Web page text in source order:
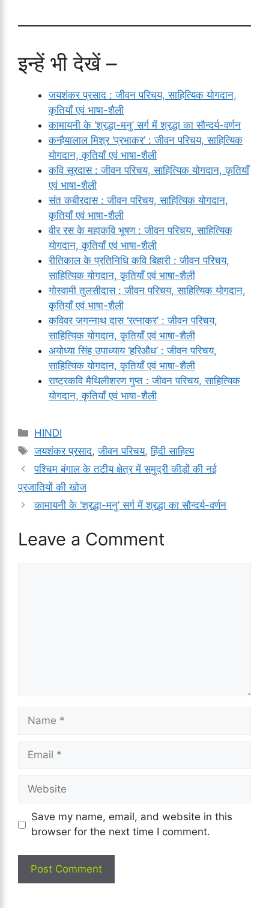
इन्हें भी देखें –
जयशंकर प्रसाद : जीवन परिचय, साहित्यिक योगदान,
कृतियाँ एवं भाषा-शैली
कामायनी के ‘श्रद्धा-मनु’ सर्ग में श्रद्धा का सौन्दर्य-वर्णन
कन्हैयालाल मिश्र ‘प्रभाकर’ : जीवन परिचय, साहित्यिक
योगदान, कृतियाँ एवं भाषा-शैली
कवि सूरदास : जीवन परिचय, साहित्यिक योगदान, कृतियाँ
एवं भाषा-शैली
संत कबीरदास : जीवन परिचय, साहित्यिक योगदान,
कृतियाँ एवं भाषा-शैली
वीर रस के महाकवि भूषण : जीवन परिचय, साहित्यिक
योगदान, कृतियाँ एवं भाषा-शैली
रीतिकाल के प्रतिनिधि कवि बिहारी : जीवन परिचय,
साहित्यिक योगदान, कृतियाँ एवं भाषा-शैली
गोस्वामी तुलसीदास : जीवन परिचय, साहित्यिक योगदान,
कृतियाँ एवं भाषा-शैली
कविवर जगन्नाथ दास ‘रत्नाकर’ : जीवन परिचय,
साहित्यिक योगदान, कृतियाँ एवं भाषा-शैली
अयोध्या सिंह उपाध्याय ‘हरिऔध’ : जीवन परिचय,
साहित्यिक योगदान, कृतियाँ एवं भाषा-शैली
राष्ट्रकवि मैथिलीशरण गुप्त : जीवन परिचय, साहित्यिक
योगदान, कृतियाँ एवं भाषा-शैली
Categories
HINDI
Tags
जयशंकर प्रसाद,जीवन परिचय,हिंदी साहित्य
पश्चिम बंगाल के तटीय क्षेत्र में समुद्री कीड़ों की नई
प्रजातियों की खोज
कामायनी के ‘श्रद्धा-मनु’ सर्ग में श्रद्धा का सौन्दर्य-वर्णन
Leave a Comment
Name
Email
Website
Save my name, email, and website in this
browser for the next time I comment.